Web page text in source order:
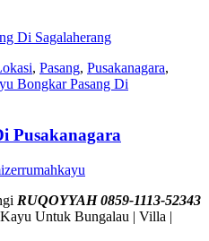
Di Sagalaherang
, Pasang, Pusakanagara,
Bongkar Pasang Di
Pusakanagara
RUQOYYAH 0859-1113-52343
Untuk Bungalau | Villa |